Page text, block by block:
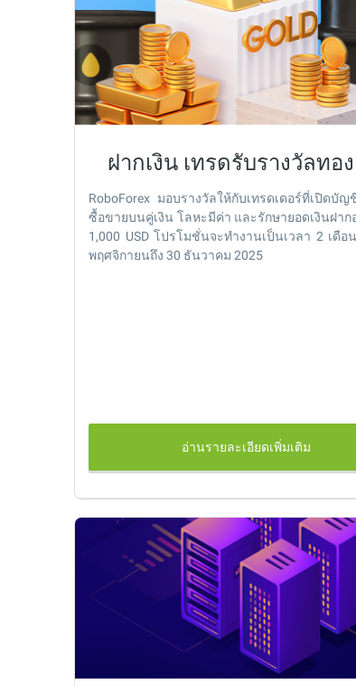
ฝากเงิน เทรดรับรางวัลทอ
RoboForex มอบรางวัลให้กับเทรดเดอร์ที่เปิดบั
ซื้อขายบนคู่เงิน โลหะมีค่า และรักษายอดเงินฝาก
1,000 USD โปรโมชั่นจะทำงานเป็นเวลา 2 เดือ
พฤศจิกายนถึง 30 ธันวาคม 2025
อ่านรายละเอียดเพิ่มเติม